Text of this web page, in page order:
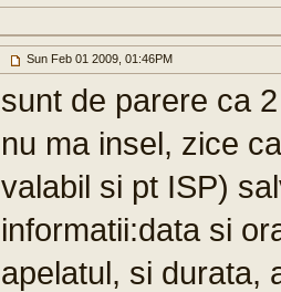
Sun Feb 01 2009, 01:46PM
sunt de parere ca
nu ma insel, zice
valabil si pt ISP)
informatii:data si
apelatul, si durata,